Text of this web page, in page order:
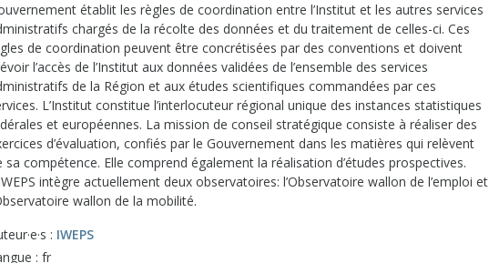
établit les règles de coordination entre l’Institut et les autres services
chargés de la récolte des données et du traitement de celles-ci. Ces
de coordination peuvent être concrétisées par des conventions et doivent
l’accès de l’Institut aux données validées de l’ensemble des services
de la Région et aux études scientifiques commandées par ces
L’Institut constitue l’interlocuteur régional unique des instances statistiques
et européennes. La mission de conseil stratégique consiste à réaliser des
d’évaluation, confiés par le Gouvernement dans les matières qui relèvent
sa compétence. Elle comprend également la réalisation d’études prospectives.
intègre actuellement deux observatoires: l’Observatoire wallon de l’emploi et
wallon de la mobilité.
: IWEPS
: fr